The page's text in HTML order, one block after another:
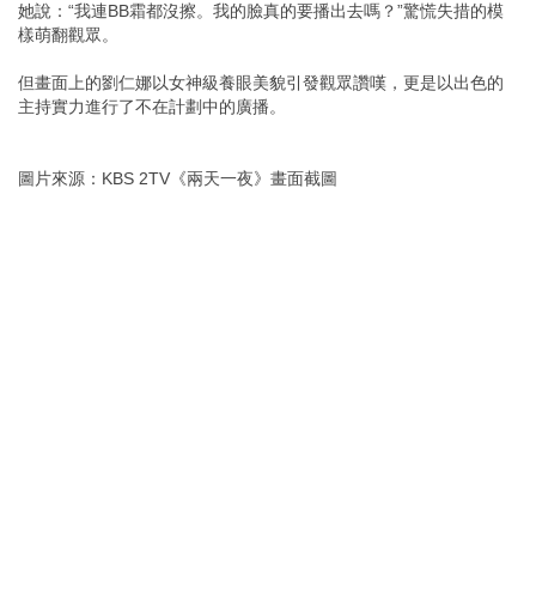
她說：“我連BB霜都沒擦。我的臉真的要播出去嗎？”驚慌失措的模
樣萌翻觀眾。
但畫面上的劉仁娜以女神級養眼美貌引發觀眾讚嘆，更是以出色的
主持實力進行了不在計劃中的廣播。
圖片來源：KBS 2TV《兩天一夜》畫面截圖